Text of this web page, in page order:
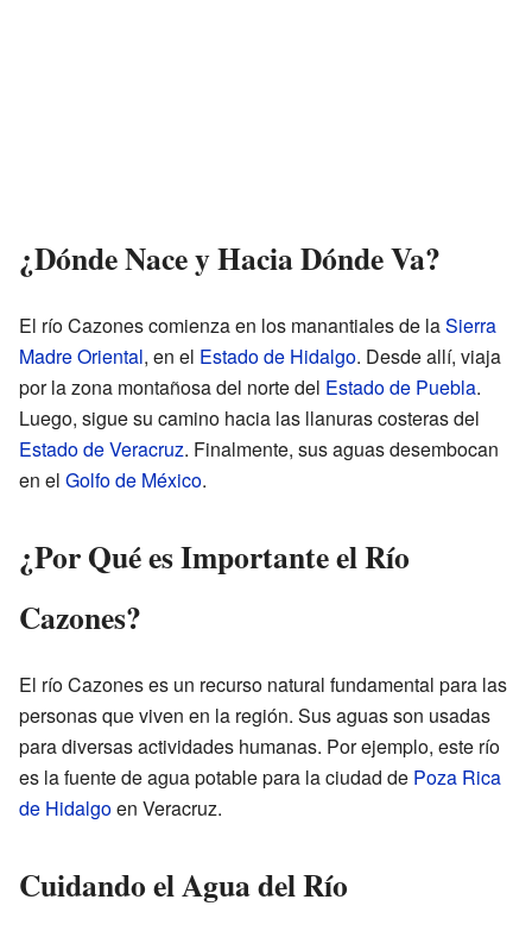
¿Dónde Nace y Hacia Dónde Va?
El río Cazones comienza en los manantiales de laSierra
Madre Oriental, en el Estado de Hidalgo. Desde allí, viaja
por la zona montañosa del norte del Estado de Puebla.
Luego, sigue su camino hacia las llanuras costeras del
Estado de Veracruz. Finalmente, sus aguas desembocan
en el Golfo de México.
¿Por Qué es Importante el Río
Cazones?
El río Cazones es un recurso natural fundamental para las
personas que viven en la región. Sus aguas son usadas
para diversas actividades humanas. Por ejemplo, este río
es la fuente de agua potable para la ciudad de Poza Rica
de Hidalgoen Veracruz.
Cuidando el Agua del Río